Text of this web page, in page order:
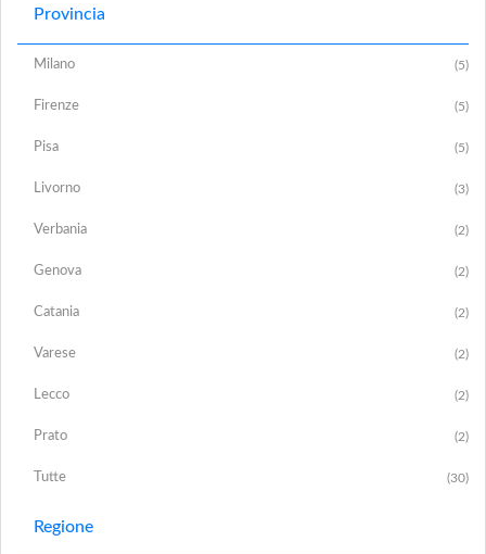
Provincia
Milano (5)
Firenze (5)
Pisa (5)
Livorno (3)
Verbania (2)
Genova (2)
Catania (2)
Varese (2)
Lecco (2)
Prato (2)
Tutte (30)
Regione